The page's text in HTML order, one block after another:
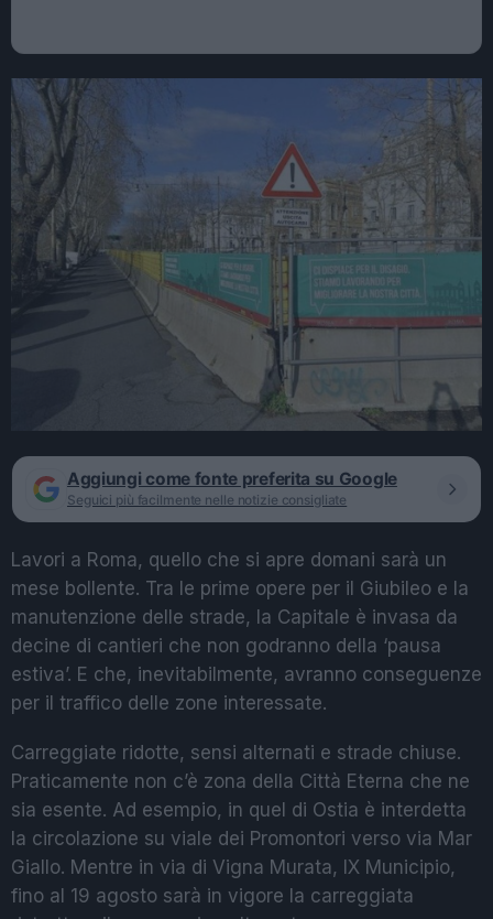
Aggiungi come fonte preferita su Google
Seguici più facilmente nelle notizie consigliate
Lavori a Roma, quello che si apre domani sarà un
mese bollente. Tra le prime opere per il Giubileo e la
manutenzione delle strade, la Capitale è invasa da
decine di cantieri che non godranno della ‘pausa
estiva’. E che, inevitabilmente, avranno conseguenze
per il traffico delle zone interessate.
Carreggiate ridotte, sensi alternati e strade chiuse.
Praticamente non c’è zona della Città Eterna che ne
sia esente. Ad esempio, in quel di Ostia è interdetta
la circolazione su viale dei Promontori verso via Mar
Giallo. Mentre in via di Vigna Murata, IX Municipio,
fino al 19 agosto sarà in vigore la carreggiata